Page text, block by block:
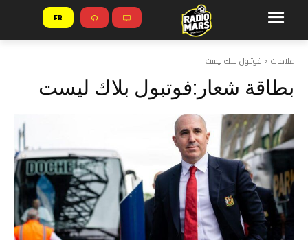
FR
علامات فوتبول بلاك ليست
بطاقة شعار:فوتبول بلاك ليست